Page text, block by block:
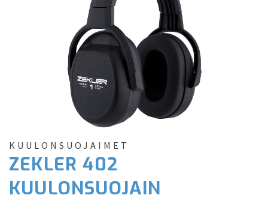
KUULONSUOJAIMET
ZEKLER 402
KUULONSUOJAIN